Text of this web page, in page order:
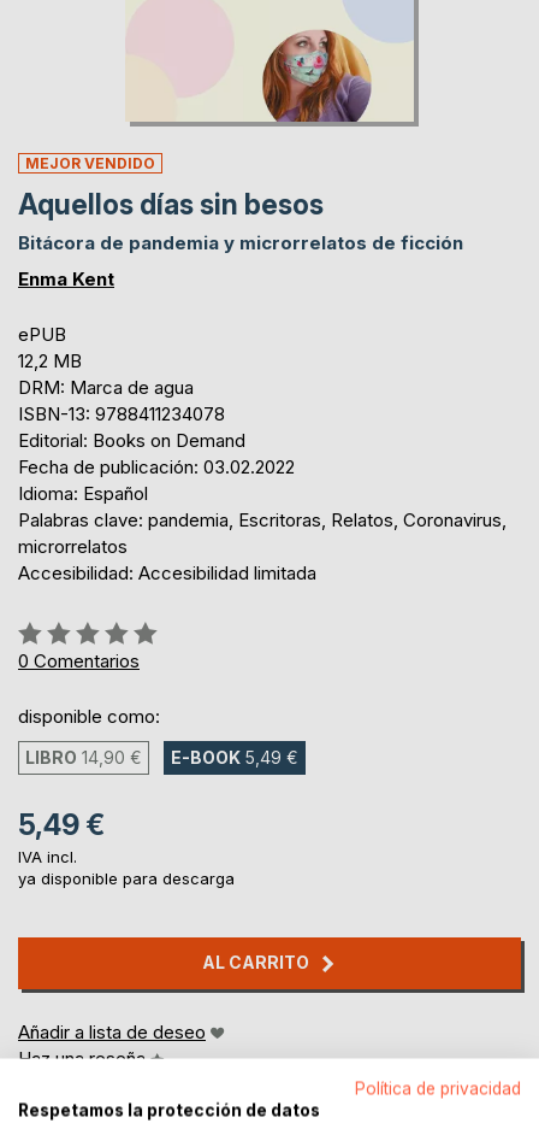
MEJOR VENDIDO
Aquellos días sin besos
Bitácora de pandemia y microrrelatos de ficción
Enma Kent
ePUB
12,2 MB
DRM: Marca de agua
ISBN-13: 9788411234078
Editorial: Books on Demand
Fecha de publicación: 03.02.2022
Idioma: Español
Palabras clave: pandemia, Escritoras, Relatos, Coronavirus,
microrrelatos
Accesibilidad: Accesibilidad limitada
Rating:
0%
0 Comentarios
disponible como:
LIBRO 14,90 € E-BOOK 5,49 €
5,49 €
IVA incl.
ya disponible para descarga
AL CARRITO
Añadir a lista de deseo
Haz una reseña
Política de privacidad
Respetamos la protección de datos